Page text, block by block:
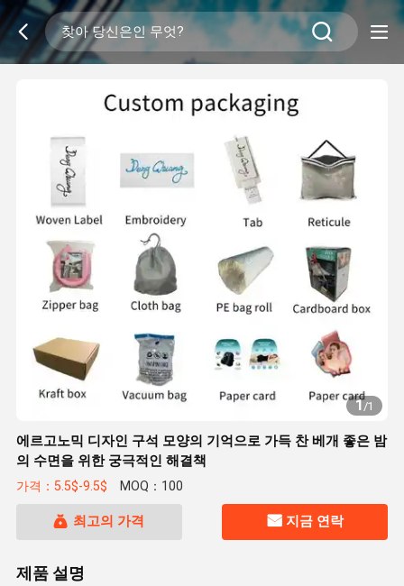
1/1
에르고노믹 디자인 구석 모양의 기억으로 가득 찬 베개 좋은 밤
의 수면을 위한 궁극적인 해결책
가격：5.5$-9.5$ MOQ：100
최고의 가격 지금 연락
제품 설명